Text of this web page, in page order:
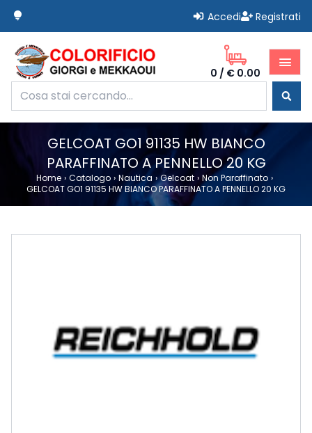
lightbulb Accedi Registrati
Giorgi Mekkaoui Colorificio
0 / € 0.00
menu
Home
Prodotti
Novità
Offerte
Termini e Condizioni
Chi Siamo
GELCOAT GO1 91135 HW BIANCO
PARAFFINATO A PENNELLO 20 KG
Home › Catalogo › Nautica › Gelcoat › Non Paraffinato ›
GELCOAT GO1 91135 HW BIANCO PARAFFINATO A PENNELLO 20 KG